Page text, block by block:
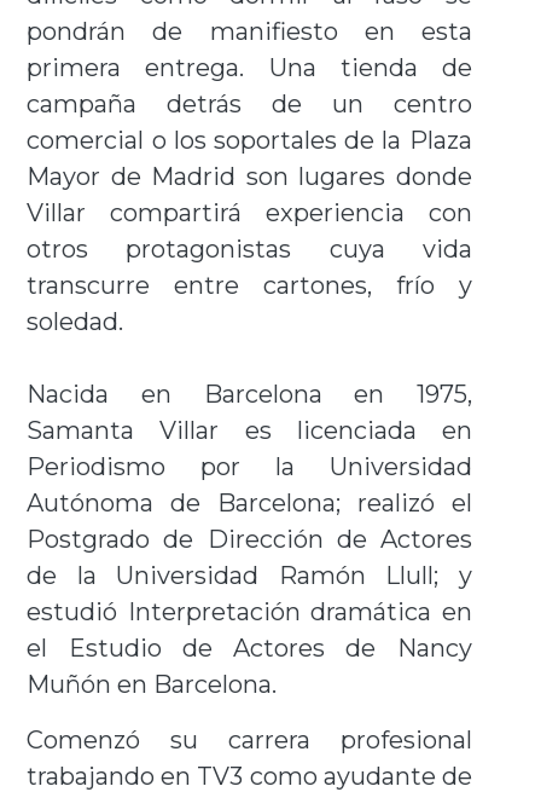
pondrán de manifiesto en esta
primera entrega. Una tienda de
campaña detrás de un centro
comercial o los soportales de la Plaza
Mayor de Madrid son lugares donde
Villar compartirá experiencia con
otros protagonistas cuya vida
transcurre entre cartones, frío y
soledad.
Nacida en Barcelona en 1975,
Samanta Villar es licenciada en
Periodismo por la Universidad
Autónoma de Barcelona; realizó el
Postgrado de Dirección de Actores
de la Universidad Ramón Llull; y
estudió Interpretación dramática en
el Estudio de Actores de Nancy
Muñón en Barcelona.
Comenzó su carrera profesional
trabajando en TV3 como ayudante de